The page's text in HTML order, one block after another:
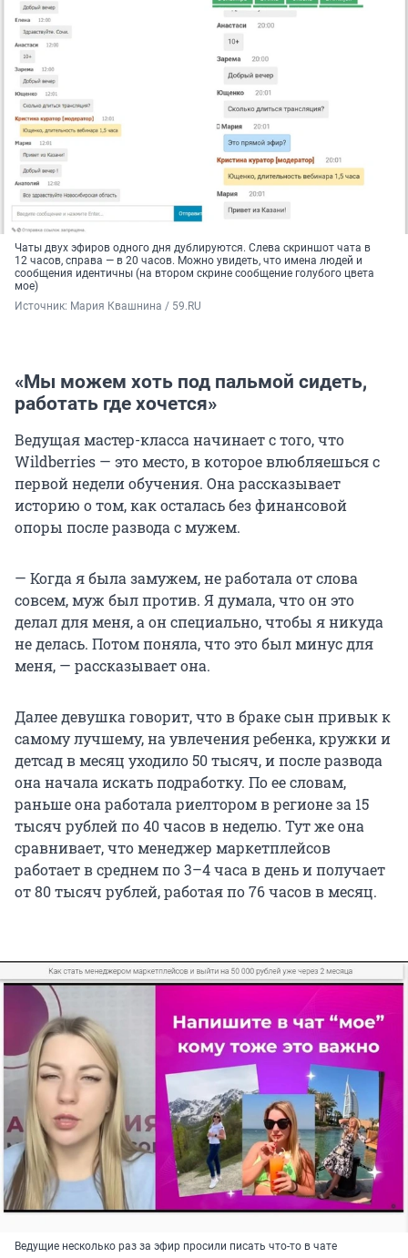
Чаты двух эфиров одного дня дублируются. Слева скриншот чата в
12 часов, справа — в 20 часов. Можно увидеть, что имена людей и
сообщения идентичны (на втором скрине сообщение голубого цвета
мое)
Источник: Мария Квашнина / 59.RU
«Мы можем хоть под пальмой сидеть,
работать где хочется»
Ведущая мастер-класса начинает с того, что
Wildberries — это место, в которое влюбляешься с
первой недели обучения. Она рассказывает
историю о том, как осталась без финансовой
опоры после развода с мужем.
— Когда я была замужем, не работала от слова
совсем, муж был против. Я думала, что он это
делал для меня, а он специально, чтобы я никуда
не делась. Потом поняла, что это был минус для
меня, — рассказывает она.
Далее девушка говорит, что в браке сын привык к
самому лучшему, на увлечения ребенка, кружки и
детсад в месяц уходило 50 тысяч, и после развода
она начала искать подработку. По ее словам,
раньше она работала риелтором в регионе за 15
тысяч рублей по 40 часов в неделю. Тут же она
сравнивает, что менеджер маркетплейсов
работает в среднем по 3–4 часа в день и получает
от 80 тысяч рублей, работая по 76 часов в месяц.
Ведущие несколько раз за эфир просили писать что-то в чате